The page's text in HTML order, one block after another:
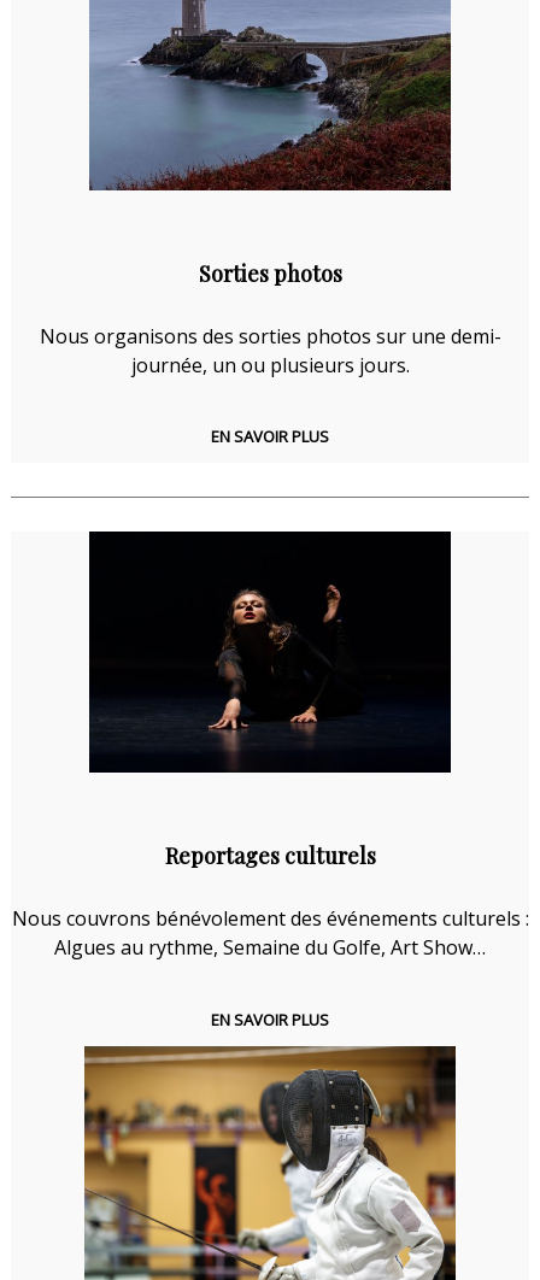
Sorties photos
Nous organisons des sorties photos sur une demi-
journée, un ou plusieurs jours.
EN SAVOIR PLUS
Reportages culturels
Nous couvrons bénévolement des événements culturels :
Algues au rythme, Semaine du Golfe, Art Show…
EN SAVOIR PLUS